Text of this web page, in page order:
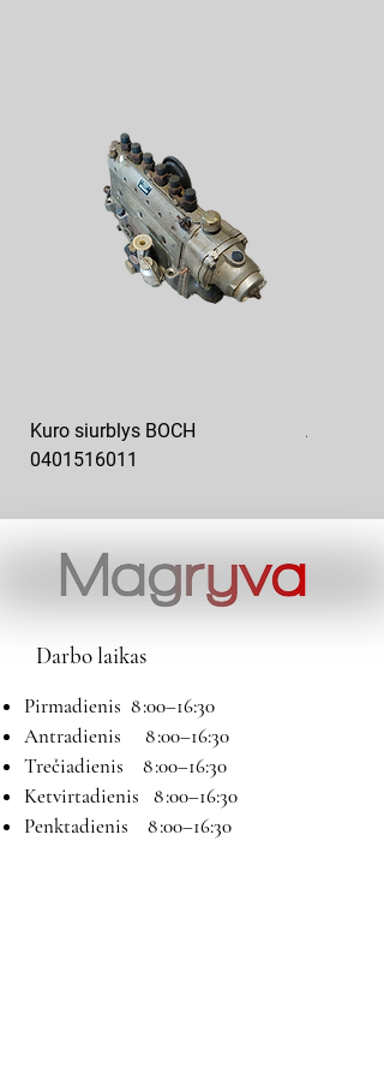
Kuro siurblys BOCH
0401516011
Aukšto
Darbo laikas
Pirmadienis 8 :00–16:30
Antradienis 8 :00–16:30
Trečiadienis 8 :00–16:30
Ketvirtadienis 8 :00–16:30
Penktadienis 8 :00–16:30